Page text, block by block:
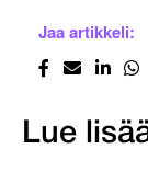
Jaa artikkeli:
Lue